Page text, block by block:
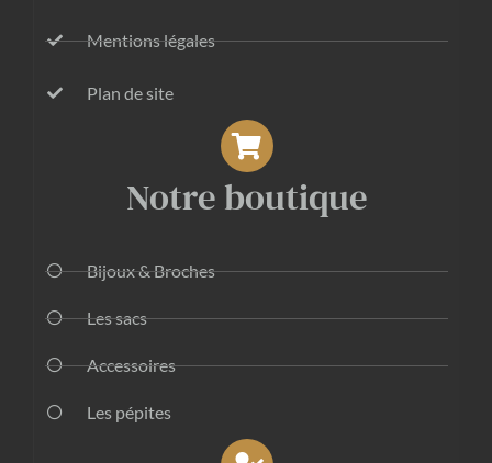
Mentions légales
Plan de site
Notre boutique
Bijoux & Broches
Les sacs
Accessoires
Les pépites